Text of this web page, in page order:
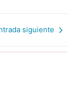
siguiente